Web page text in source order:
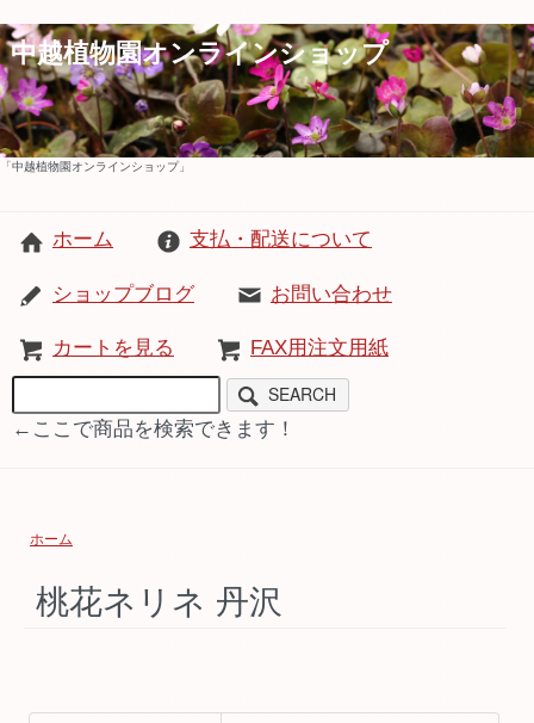
中越植物園オンラインショップ
「中越植物園オンラインショップ」
ホーム 支払・配送について
ショップブログ お問い合わせ
カートを見る FAX用注文用紙
SEARCH
←ここで商品を検索できます！
ホーム
桃花ネリネ 丹沢